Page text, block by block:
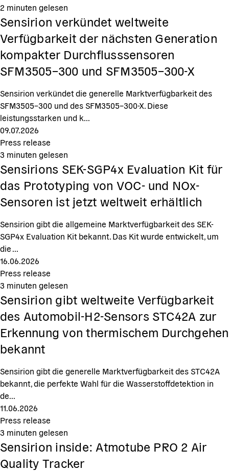
2 minuten gelesen
Sensirion verkündet weltweite
Verfügbarkeit der nächsten Generation
kompakter Durchflusssensoren
SFM3505–300 und SFM3505–300-X
Sensirion verkündet die generelle Marktverfügbarkeit des
SFM3505–300 und des SFM3505–300-X. Diese
leistungsstarken und k...
09.07.2026
Press release
3 minuten gelesen
Sensirions SEK-SGP4x Evaluation Kit für
das Prototyping von VOC- und NOx-
Sensoren ist jetzt weltweit erhältlich
Sensirion gibt die allgemeine Marktverfügbarkeit des SEK-
SGP4x Evaluation Kit bekannt. Das Kit wurde entwickelt, um
die ...
16.06.2026
Press release
3 minuten gelesen
Sensirion gibt weltweite Verfügbarkeit
des Automobil-H2-Sensors STC42A zur
Erkennung von thermischem Durchgehen
bekannt
Sensirion gibt die generelle Marktverfügbarkeit des STC42A
bekannt, die perfekte Wahl für die Wasserstoffdetektion in
de...
11.06.2026
Press release
3 minuten gelesen
Sensirion inside: Atmotube PRO 2 Air
Quality Tracker